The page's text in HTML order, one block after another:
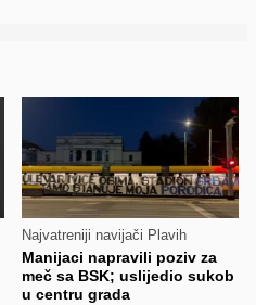
Najvatreniji navijači Plavih
Manijaci napravili poziv za
meč sa BSK; uslijedio sukob
u centru grada